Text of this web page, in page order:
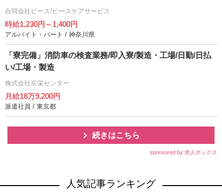
合同会社ピース/ピースケアサービス
時給1,230円～1,400円
アルバイト・パート / 神奈川県
「寮完備」消防車の検査業務/即入寮/製造・工場/日勤/日払
い/工場・製造
株式会社京栄センター
月給18万9,200円
派遣社員 / 東京都
続きはこちら
sponsored by 求人ボックス
人気記事ランキング